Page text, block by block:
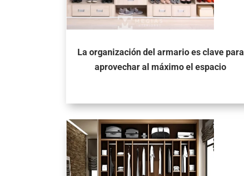
La organización del armario es clave para
aprovechar al máximo el espacio